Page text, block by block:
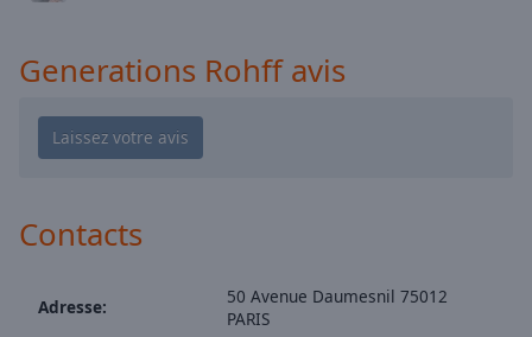
Area
Background
Color
Font
Generations Rohff avis
Contacts
Adresse:
50 Avenue Daumesnil 75012
PARIS